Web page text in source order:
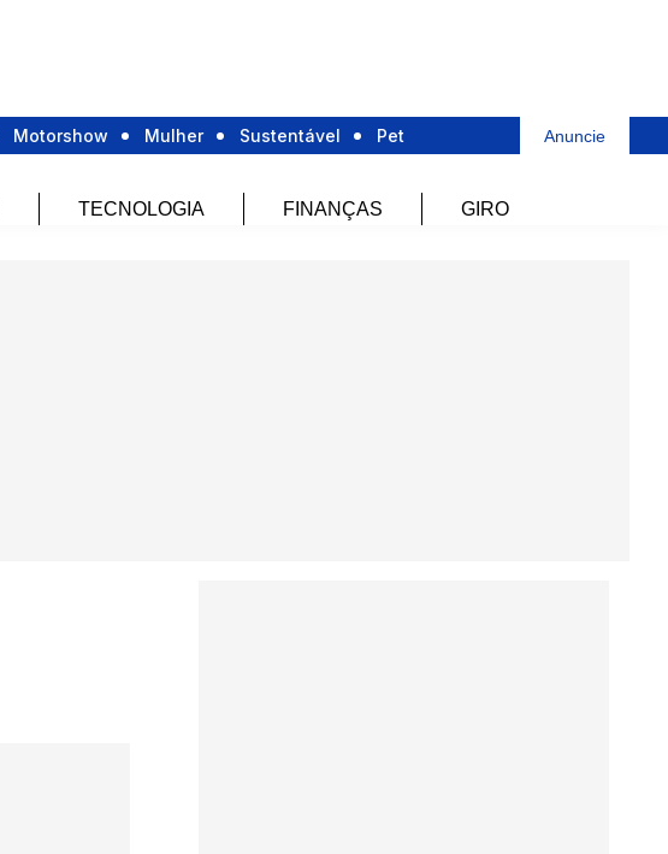
Motorshow Mulher Sustentável Pet Anuncie
TECNOLOGIA FINANÇAS GIRO